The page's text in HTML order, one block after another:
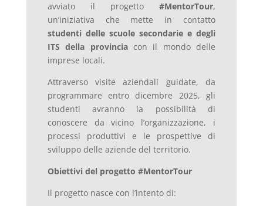
avviato il progetto#MentorTour,
un’iniziativa che mette in contatto
studenti delle scuole secondarie e degli
ITS della provinciacon il mondo delle
imprese locali.
Attraverso visite aziendali guidate, da
programmare entro dicembre 2025, gli
studenti avranno la possibilità di
conoscere da vicino l’organizzazione, i
processi produttivi e le prospettive di
sviluppo delle aziende del territorio.
Obiettivi del progetto #MentorTour
Il progetto nasce con l’intento di: